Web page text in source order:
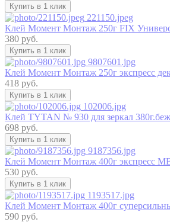
Купить в 1 клик
221150.jpeg
Клей Момент Монтаж 250г FIX
380 руб.
Купить в 1 клик
9807601.jpg
Клей Момент Монтаж 250г экспресс
418 руб.
Купить в 1 клик
102006.jpg
Клей TYTAN № 930 для зеркал
698 руб.
Купить в 1 клик
9187356.jpg
Клей Момент Монтаж 400г экспресс
530 руб.
Купить в 1 клик
1193517.jpg
Клей Момент Монтаж 400г
590 руб.